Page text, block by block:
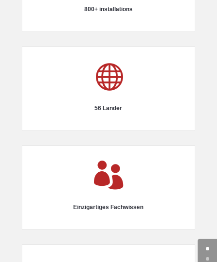
800+ installations

56 Länder

Einzigartiges Fachwissen